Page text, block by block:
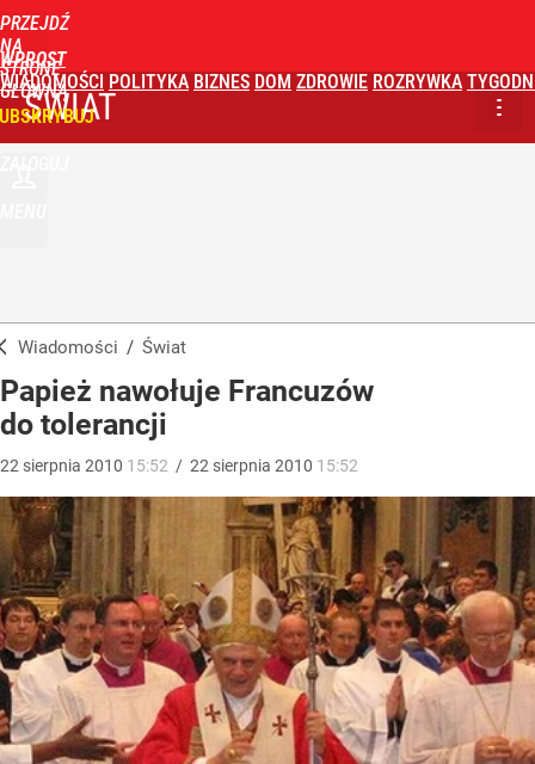
PRZEJDŹ
NA
STRONĘ
GŁÓWNĄ
WPROST
WIADOMOŚCI POLITYKA BIZNES DOM ZDROWIE ROZRYWKA
ŚWIAT
Wiadomości / Świat
Papież nawołuje Francuzów
do tolerancji
22 sierpnia 2010 15:52 / 22 sierpnia 2010 15:52